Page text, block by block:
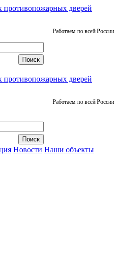
противопожарных дверей
Работаем по всей России
противопожарных дверей
Работаем по всей России
Новости Наши объекты